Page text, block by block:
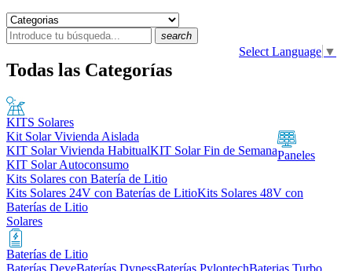
search
Select Language ▼
Todas las Categorías
KITS Solares
Kit Solar Vivienda Aislada
KIT Solar Vivienda HabitualKIT Solar Fin de Semana
KIT Solar Autoconsumo
Kits Solares con Batería de Litio
Kits Solares 24V con Baterías de LitioKits Solares 48V con
Baterías de Litio
Paneles
Solares
Baterías de Litio
Baterías DeyeBaterías DynessBaterías PylontechBaterias Turbo